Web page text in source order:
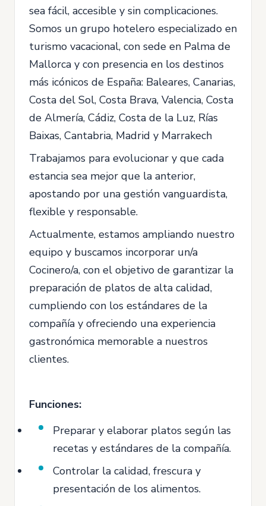
sea fácil, accesible y sin complicaciones.
Somos un grupo hotelero especializado en
turismo vacacional, con sede en Palma de
Mallorca y con presencia en los destinos
más icónicos de España: Baleares, Canarias,
Costa del Sol, Costa Brava, Valencia, Costa
de Almería, Cádiz, Costa de la Luz, Rías
Baixas, Cantabria, Madrid y Marrakech
Trabajamos para evolucionar y que cada
estancia sea mejor que la anterior,
apostando por una gestión vanguardista,
flexible y responsable.
Actualmente, estamos ampliando nuestro
equipo y buscamos incorporar un/a
Cocinero/a, con el objetivo de garantizar la
preparación de platos de alta calidad,
cumpliendo con los estándares de la
compañía y ofreciendo una experiencia
gastronómica memorable a nuestros
clientes.
Funciones:
Preparar y elaborar platos según las
recetas y estándares de la compañía.
Controlar la calidad, frescura y
presentación de los alimentos.